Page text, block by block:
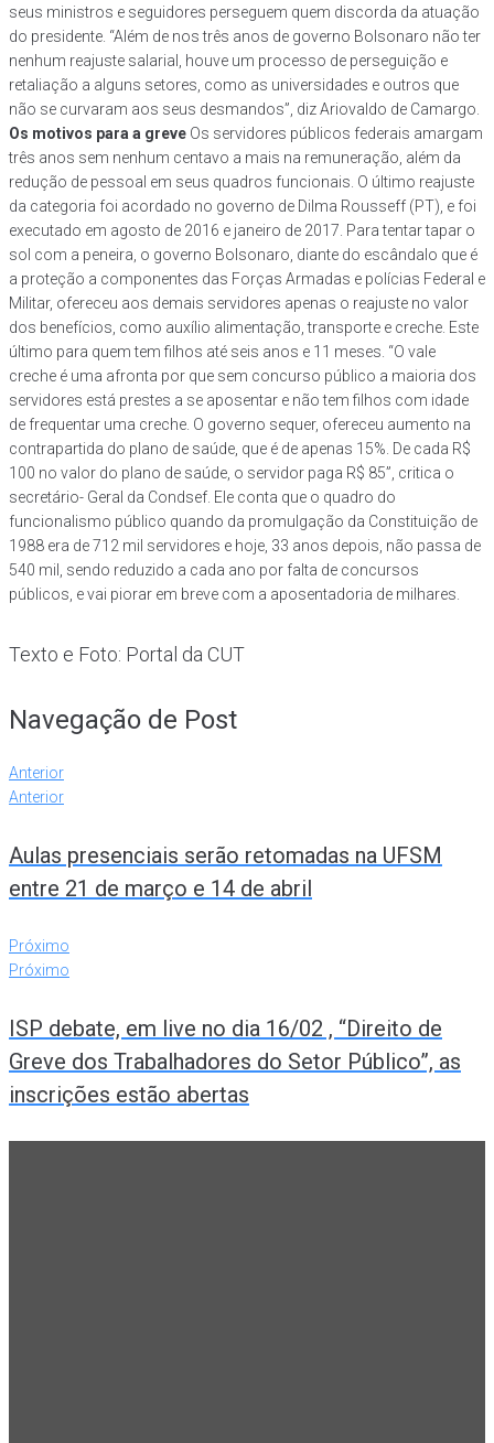
seus ministros e seguidores perseguem quem discorda da atuação
do presidente. “Além de nos três anos de governo Bolsonaro não ter
nenhum reajuste salarial, houve um processo de perseguição e
retaliação a alguns setores, como as universidades e outros que
não se curvaram aos seus desmandos”, diz Ariovaldo de Camargo.
Os motivos para a greve Os servidores públicos federais amargam
três anos sem nenhum centavo a mais na remuneração, além da
redução de pessoal em seus quadros funcionais. O último reajuste
da categoria foi acordado no governo de Dilma Rousseff (PT), e foi
executado em agosto de 2016 e janeiro de 2017. Para tentar tapar o
sol com a peneira, o governo Bolsonaro, diante do escândalo que é
a proteção a componentes das Forças Armadas e polícias Federal e
Militar, ofereceu aos demais servidores apenas o reajuste no valor
dos benefícios, como auxílio alimentação, transporte e creche. Este
último para quem tem filhos até seis anos e 11 meses. “O vale
creche é uma afronta por que sem concurso público a maioria dos
servidores está prestes a se aposentar e não tem filhos com idade
de frequentar uma creche. O governo sequer, ofereceu aumento na
contrapartida do plano de saúde, que é de apenas 15%. De cada R$
100 no valor do plano de saúde, o servidor paga R$ 85”, critica o
secretário- Geral da Condsef. Ele conta que o quadro do
funcionalismo público quando da promulgação da Constituição de
1988 era de 712 mil servidores e hoje, 33 anos depois, não passa de
540 mil, sendo reduzido a cada ano por falta de concursos
públicos, e vai piorar em breve com a aposentadoria de milhares.
Texto e Foto: Portal da CUT
Navegação de Post
Anterior
Anterior
Aulas presenciais serão retomadas na UFSM
entre 21 de março e 14 de abril
Próximo
Próximo
ISP debate, em live no dia 16/02 , “Direito de
Greve dos Trabalhadores do Setor Público”, as
inscrições estão abertas